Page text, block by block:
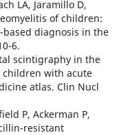
LA, Jaramillo D,
of children:
diagnosis in the
6.
scintigraphy in the
children with acute
atlas. Clin Nucl
P, Ackerman P,
resistant